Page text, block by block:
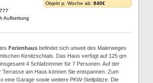
Aufbettung
Objekt p. Woche ab: 840€
Ferienhaus befindet sich unweit des Malerweges
Kirnitzschtals. Das Haus verfügt auf 125 qm
4 Schlafzimmer für 7 Personen. Auf der
Terrasse am Haus können Sie entspannen. Zum
eine Garage sowie weitere PKW-Stellplätze. Die